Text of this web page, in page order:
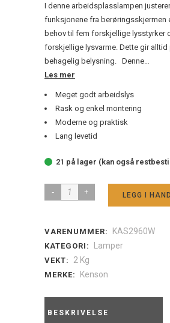
I denne arbeidsplasslampen
funksjonene fra berøringsskjermen
behov til fem forskjellige lysstyrker
forskjellige lysvarme. Dette gir
behagelig belysning. Denne…
Les mer
Meget godt arbeidslys
Rask og enkel montering
Moderne og praktisk
Lang levetid
21 på lager (kan også
Kenson
lampe
med
sokkel,
quantity
LEGG I
VARENUMMER: KAS2960W
KATEGORI: Lamper
VEKT: 2 Kg
MERKE: Kenson
BESKRIVELSE